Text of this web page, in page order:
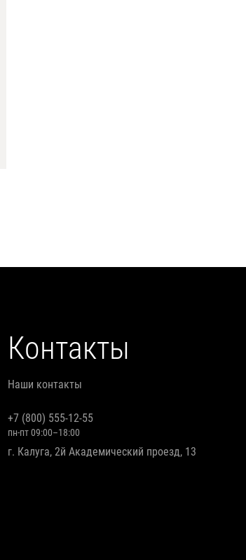
Контакты
Наши контакты
+7 (800) 555-12-55
пн-пт 09:00–18:00
г. Калуга, 2й Академический проезд, 13